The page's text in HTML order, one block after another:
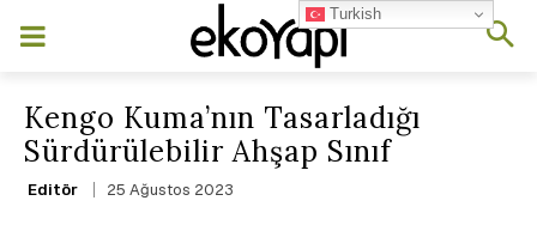
Kengo Kuma’nın Tasarladığı
Sürdürülebilir Ahşap Sınıf
Editör 25 Ağustos 2023
Turkish